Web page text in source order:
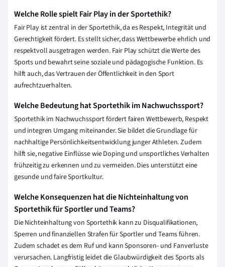
Welche Rolle spielt Fair Play in der Sportethik?
Fair Play ist zentral in der Sportethik, da es Respekt, Integrität und
Gerechtigkeit fördert. Es stellt sicher, dass Wettbewerbe ehrlich und
respektvoll ausgetragen werden. Fair Play schützt die Werte des
Sports und bewahrt seine soziale und pädagogische Funktion. Es
hilft auch, das Vertrauen der Öffentlichkeit in den Sport
aufrechtzuerhalten.
Welche Bedeutung hat Sportethik im Nachwuchssport?
Sportethik im Nachwuchssport fördert fairen Wettbewerb, Respekt
und integren Umgang miteinander. Sie bildet die Grundlage für
nachhaltige Persönlichkeitsentwicklung junger Athleten. Zudem
hilft sie, negative Einflüsse wie Doping und unsportliches Verhalten
frühzeitig zu erkennen und zu vermeiden. Dies unterstützt eine
gesunde und faire Sportkultur.
Welche Konsequenzen hat die Nichteinhaltung von
Sportethik für Sportler und Teams?
Die Nichteinhaltung von Sportethik kann zu Disqualifikationen,
Sperren und finanziellen Strafen für Sportler und Teams führen.
Zudem schadet es dem Ruf und kann Sponsoren- und Fanverluste
verursachen. Langfristig leidet die Glaubwürdigkeit des Sports als